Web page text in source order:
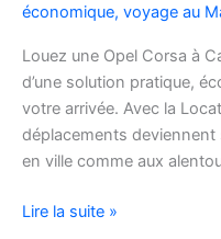
économique, voyage au
Louez une Opel Corsa à
d’une solution pratique,
votre arrivée. Avec la
déplacements
en ville comme aux
Location
Lire la suite »